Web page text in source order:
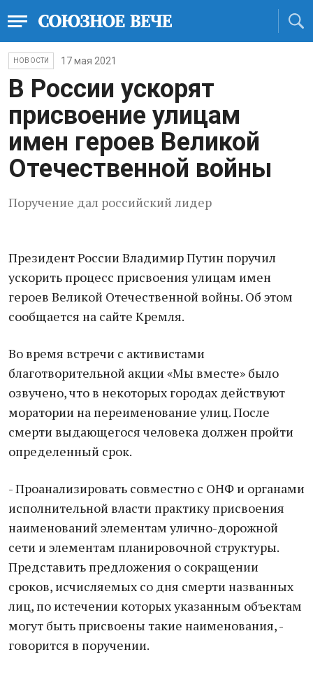
НОВОСТИ 17 мая 2021
В России ускорят
присвоение улицам
имен героев Великой
Отечественной войны
Поручение дал российский лидер
Президент России Владимир Путин поручил
ускорить процесс присвоения улицам имен
героев Великой Отечественной войны. Об этом
сообщается на сайте Кремля.
Во время встречи с активистами
благотворительной акции «Мы вместе» было
озвучено, что в некоторых городах действуют
моратории на переименование улиц. После
смерти выдающегося человека должен пройти
определенный срок.
- Проанализировать совместно с ОНФ и органами
исполнительной власти практику присвоения
наименований элементам улично-дорожной
сети и элементам планировочной структуры.
Представить предложения о сокращении
сроков, исчисляемых со дня смерти названных
лиц, по истечении которых указанным объектам
могут быть присвоены такие наименования, -
говорится в поручении.